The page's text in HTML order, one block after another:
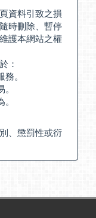
資料引致之損
時刪除、暫停
護本網站之權
：
。
、懲罰性或衍